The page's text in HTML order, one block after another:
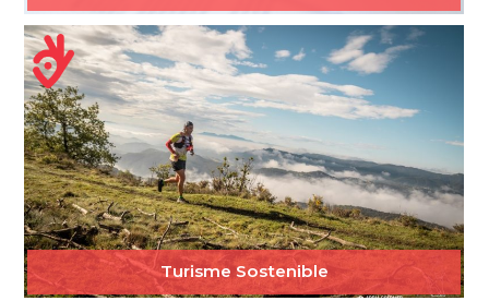
Turisme Sostenible